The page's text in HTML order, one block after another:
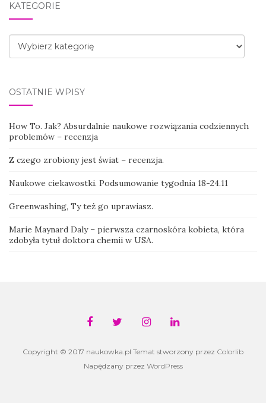
KATEGORIE
Kategorie
OSTATNIE WPISY
How To. Jak? Absurdalnie naukowe rozwiązania codziennych
problemów – recenzja
Z czego zrobiony jest świat – recenzja.
Naukowe ciekawostki. Podsumowanie tygodnia 18-24.11
Greenwashing, Ty też go uprawiasz.
Marie Maynard Daly – pierwsza czarnoskóra kobieta, która
zdobyła tytuł doktora chemii w USA.
Copyright © 2017 naukowka.pl Temat stworzony przez Colorlib
Napędzany przez WordPress